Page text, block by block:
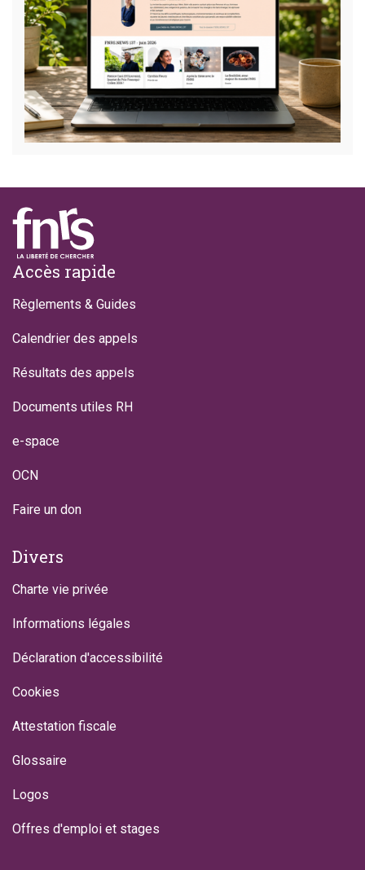
Footer
Accès rapide
Règlements & Guides
Calendrier des appels
Résultats des appels
Documents utiles RH
e-space
OCN
Faire un don
Divers
Charte vie privée
Informations légales
Déclaration d'accessibilité
Cookies
Attestation fiscale
Glossaire
Logos
Offres d'emploi et stages